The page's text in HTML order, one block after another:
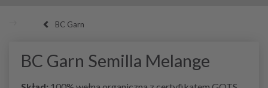
BC Garn
BC Garn Semilla Melange